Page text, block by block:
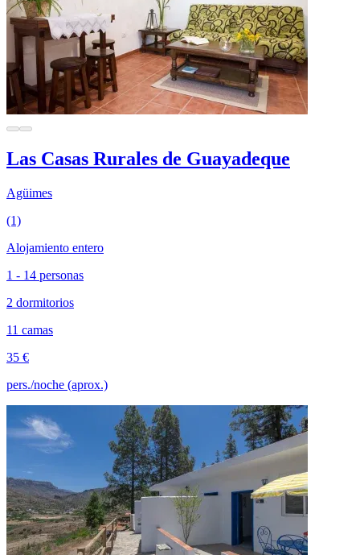
Las Casas Rurales de Guayadeque
Agüimes
(1)
Alojamiento entero
1 - 14 personas
2 dormitorios
11 camas
35 €
pers./noche (aprox.)